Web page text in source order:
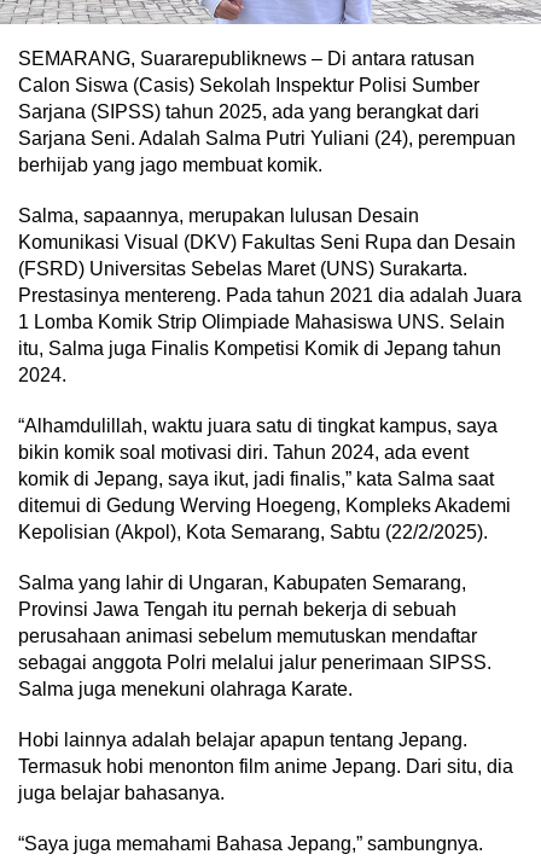
SEMARANG, Suararepubliknews – Di antara ratusan
Calon Siswa (Casis) Sekolah Inspektur Polisi Sumber
Sarjana (SIPSS) tahun 2025, ada yang berangkat dari
Sarjana Seni. Adalah Salma Putri Yuliani (24), perempuan
berhijab yang jago membuat komik.
Salma, sapaannya, merupakan lulusan Desain
Komunikasi Visual (DKV) Fakultas Seni Rupa dan Desain
(FSRD) Universitas Sebelas Maret (UNS) Surakarta.
Prestasinya mentereng. Pada tahun 2021 dia adalah Juara
1 Lomba Komik Strip Olimpiade Mahasiswa UNS. Selain
itu, Salma juga Finalis Kompetisi Komik di Jepang tahun
2024.
“Alhamdulillah, waktu juara satu di tingkat kampus, saya
bikin komik soal motivasi diri. Tahun 2024, ada event
komik di Jepang, saya ikut, jadi finalis,” kata Salma saat
ditemui di Gedung Werving Hoegeng, Kompleks Akademi
Kepolisian (Akpol), Kota Semarang, Sabtu (22/2/2025).
Salma yang lahir di Ungaran, Kabupaten Semarang,
Provinsi Jawa Tengah itu pernah bekerja di sebuah
perusahaan animasi sebelum memutuskan mendaftar
sebagai anggota Polri melalui jalur penerimaan SIPSS.
Salma juga menekuni olahraga Karate.
Hobi lainnya adalah belajar apapun tentang Jepang.
Termasuk hobi menonton film anime Jepang. Dari situ, dia
juga belajar bahasanya.
“Saya juga memahami Bahasa Jepang,” sambungnya.